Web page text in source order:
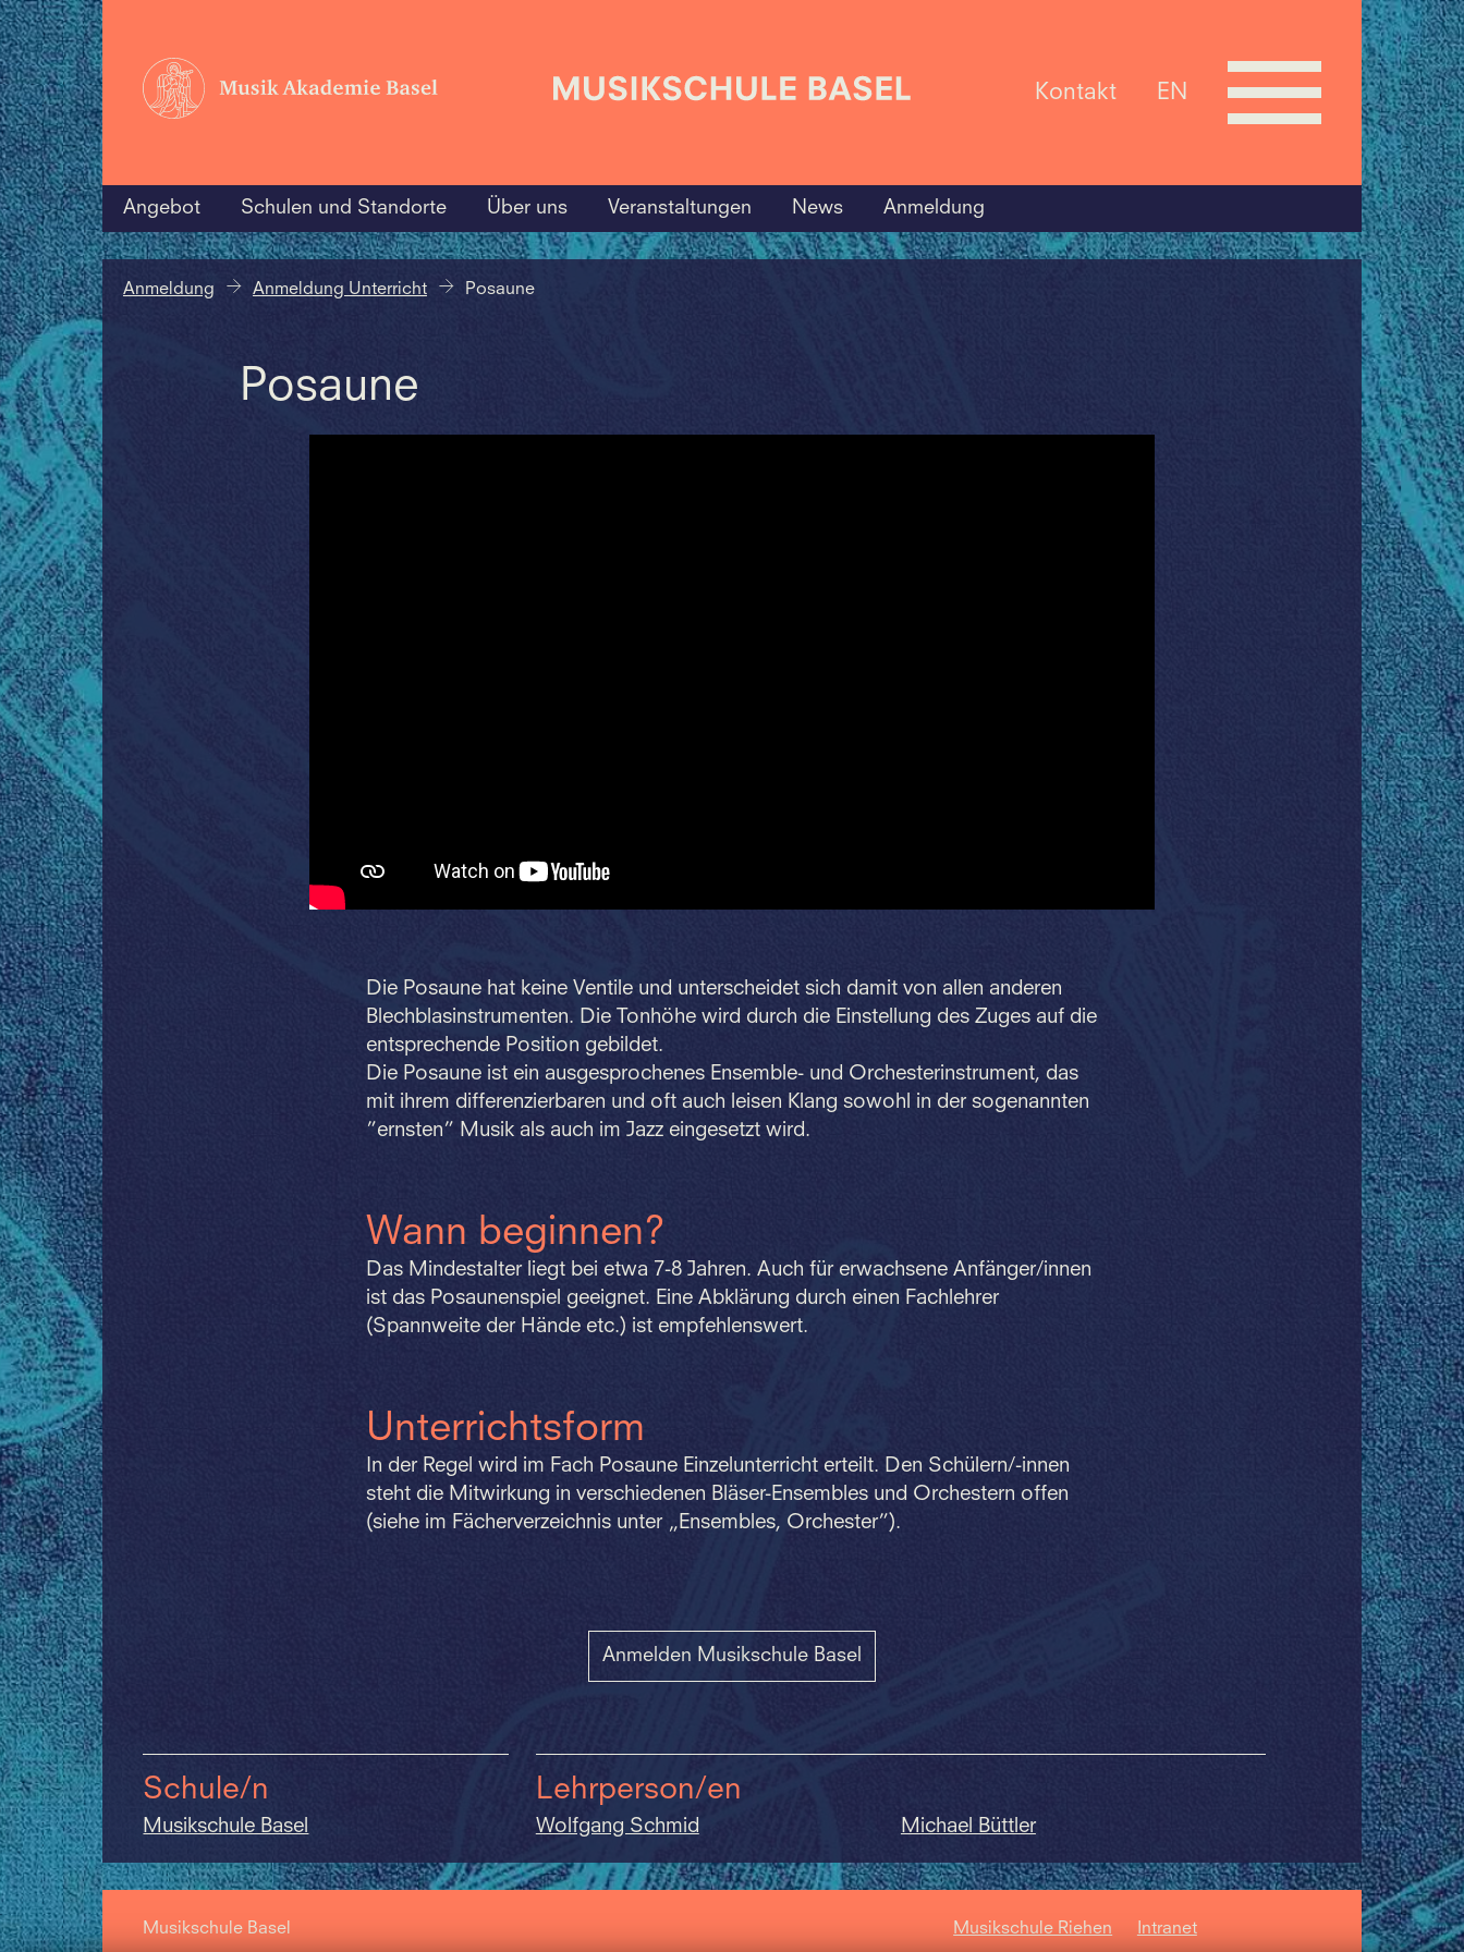
Kontakt EN
Angebot Schulen und Standorte Über uns Veranstaltungen News Anmeldung
Anmeldung Anmeldung Unterricht Posaune
Posaune
Die Posaune hat keine Ventile und unterscheidet sich damit von allen anderen
Blechblasinstrumenten. Die Tonhöhe wird durch die Einstellung des Zuges auf die
entsprechende Position gebildet.
Die Posaune ist ein ausgesprochenes Ensemble- und Orchesterinstrument, das
mit ihrem differenzierbaren und oft auch leisen Klang sowohl in der sogenannten
”ernsten” Musik als auch im Jazz eingesetzt wird.
Wann beginnen?
Das Mindestalter liegt bei etwa 7-8 Jahren. Auch für erwachsene Anfänger/innen
ist das Posaunenspiel geeignet. Eine Abklärung durch einen Fachlehrer
(Spannweite der Hände etc.) ist empfehlenswert.
Unterrichtsform
In der Regel wird im Fach Posaune Einzelunterricht erteilt. Den Schülern/-innen
steht die Mitwirkung in verschiedenen Bläser-Ensembles und Orchestern offen
(siehe im Fächerverzeichnis unter „Ensembles, Orchester”).
Anmelden Musikschule Basel
Schule/n
Musikschule Basel
Lehrperson/en
Wolfgang Schmid Michael Büttler
Musikschule Basel Musikschule Riehen Intranet